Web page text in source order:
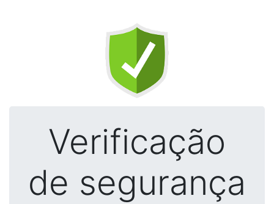
Verificação
de segurança